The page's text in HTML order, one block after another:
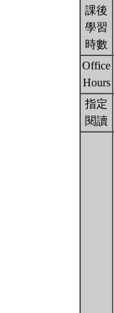
課後
學習
時數
Office
Hours
指定
閱讀